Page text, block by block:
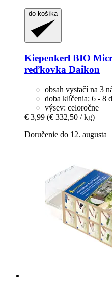
do košíka
Kiepenkerl BIO
reďkovka Daikon
obsah vystačí na 3
doba klíčenia: 6 - 8
výsev: celoročne
€ 3,99 (€ 332,50 / kg)
Doručenie do 12. augusta